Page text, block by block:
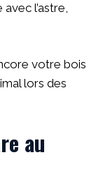
l’astre,
votre bois
lors des
au